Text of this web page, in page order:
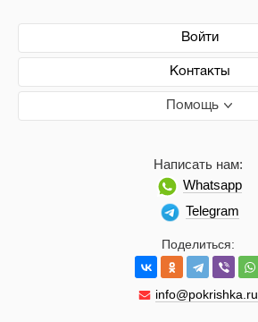
Войти
Контакты
Помощь
Поделиться:
info@pokrishka.ru
Написать нам:
Whatsapp
Telegram